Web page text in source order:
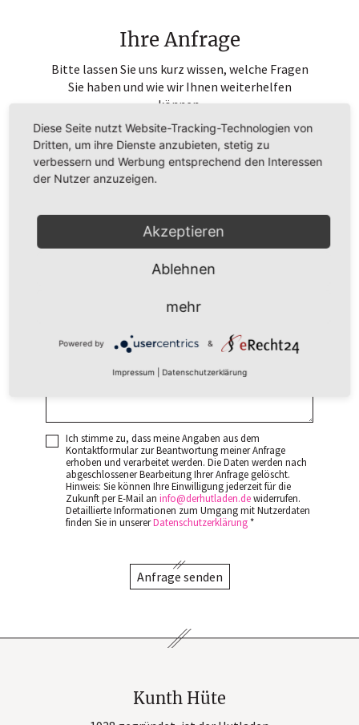
Ihre Anfrage
Bitte lassen Sie uns kurz wissen, welche Fragen
Sie haben und wie wir Ihnen weiterhelfen
können.
Ich stimme zu, dass meine Angaben aus dem
Kontaktformular zur Beantwortung meiner Anfrage
erhoben und verarbeitet werden. Die Daten werden nach
abgeschlossener Bearbeitung Ihrer Anfrage gelöscht.
Hinweis: Sie können Ihre Einwilligung jederzeit für die
Zukunft per E-Mail aninfo derhutladen dewiderrufen.
Detaillierte Informationen zum Umgang mit Nutzerdaten
finden Sie in unsererDatenschutzerklärung*
Anfrage senden
Kunth Hüte
Diese Seite nutzt Website-Tracking-Technologien von
Dritten, um ihre Dienste anzubieten, stetig zu
verbessern und Werbung entsprechend den Interessen
der Nutzer anzuzeigen.
Akzeptieren
Ablehnen
mehr
Powered by &
Impressum Datenschutzerklärung